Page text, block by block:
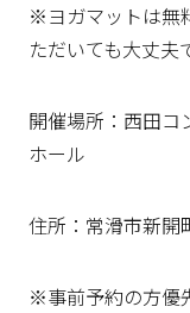
※ヨガマットは無
ただいても大丈夫
開催場所：西田
ホール
住所：常滑市新開
※事前予約の方優